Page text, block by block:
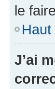
le
Haut
J’ai